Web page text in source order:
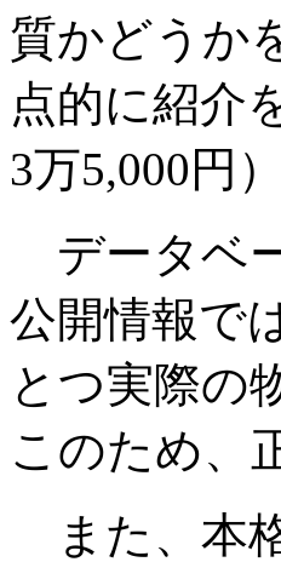
質かどうか
点的に紹介
3万5,000円
データベ
公開情報で
とつ実際の
このため、
また、本